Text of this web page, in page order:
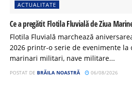
ACTUALITATE
Ce a pregătit Flotila Fluvială de Ziua
Flotila Fluvială marchează
2026 printr-o serie de evenimente la
marinari militari, nave militare...
POSTAT DE BRĂILA NOASTRĂ 06/08/2026